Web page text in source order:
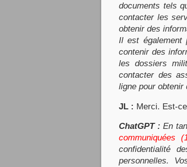
documents tels
contacter les
obtenir des
Il est également
contenir des
les dossiers
contacter des
ligne pour
JL : Merci. Est-
ChatGPT : En
communiquées
confidentialité
personnelles.